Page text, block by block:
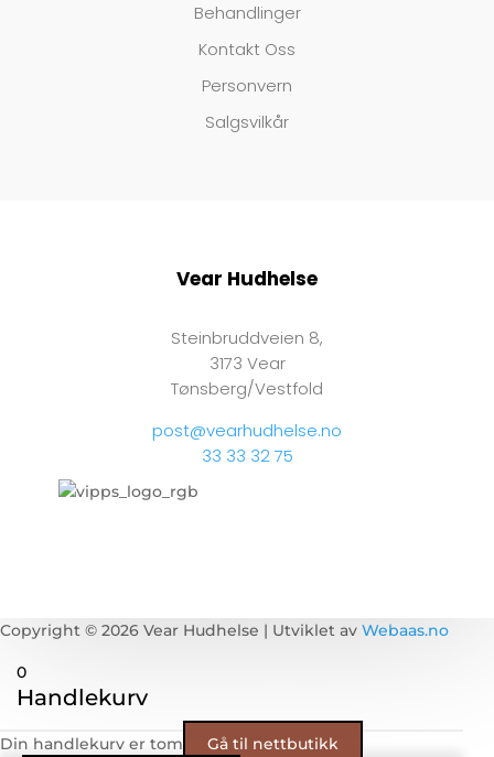
Behandlinger
Kontakt Oss
Personvern
Salgsvilkår
Vear Hudhelse
Steinbruddveien 8,
3173 Vear
Tønsberg/Vestfold
post@vearhudhelse.no
33 33 32 75
Copyright © 2026 Vear Hudhelse | Utviklet av Webaas.no
0
Handlekurv
Din handlekurv er tom Gå til nettbutikk